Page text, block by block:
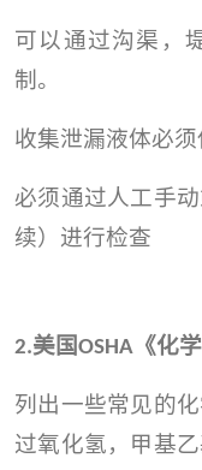
可以通过沟渠，
制。
收集泄漏液体必
必须通过人工手
续）进行检查
2.美国OSHA 《化
列出一些常见的
过氧化氢，甲基